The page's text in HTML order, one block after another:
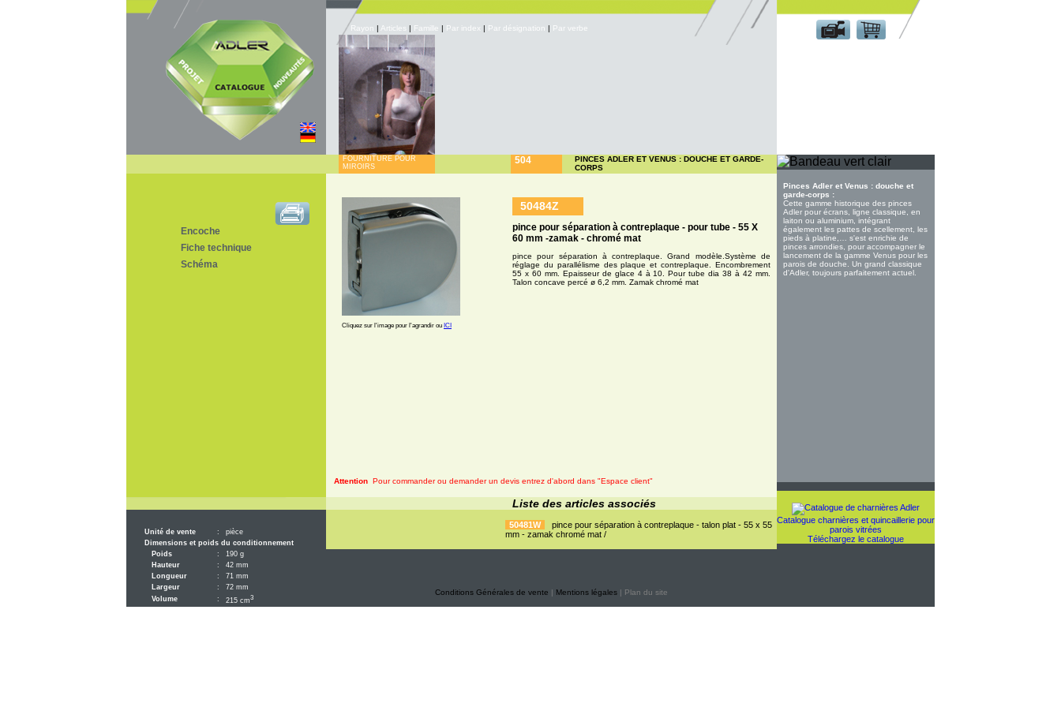
Rayon | Articles | Famille | Par index | Par désignation | Par verbe
Encoche
Fiche technique
Schéma
Unité de vente :
pièce
Dimensions et poids du conditionnement
Poids
:
190 g
Hauteur
:
42 mm
Longueur
:
71 mm
Largeur
:
72 mm
Volume
: 215 cm3
FOURNITURE POUR
MIROIRS
504
PINCES ADLER ET VENUS : DOUCHE ET GARDE-
CORPS
Cliquez sur l'image pour l'agrandir ou ICI
50484Z
pince pour séparation à contreplaque - pour tube - 55 X
60 mm -zamak - chromé mat
pince pour séparation à contreplaque. Grand modèle.Système de
réglage du parallélisme des plaque et contreplaque. Encombrement
55 x 60 mm. Epaisseur de glace 4 à 10. Pour tube dia 38 à 42 mm.
Talon concave percé ø 6,2 mm. Zamak chromé mat
Attention Pour commander ou demander un devis entrez d'abord dans "Espace client"
Liste des articles associés
50481W
pince pour séparation à contreplaque - talon plat - 55 x 55
mm - zamak chromé mat /
Conditions Générales de vente | Mentions légales | Plan du site
Pinces Adler et Venus : douche et
garde-corps :
Cette gamme historique des pinces
Adler pour écrans, ligne classique, en
laiton ou aluminium, intégrant
également les pattes de scellement, les
pieds à platine,… s'est enrichie de
pinces arrondies, pour accompagner le
lancement de la gamme Venus pour les
parois de douche. Un grand classique
d'Adler, toujours parfaitement actuel.
Catalogue charnières et quincaillerie pour
parois vitrées
Téléchargez le catalogue